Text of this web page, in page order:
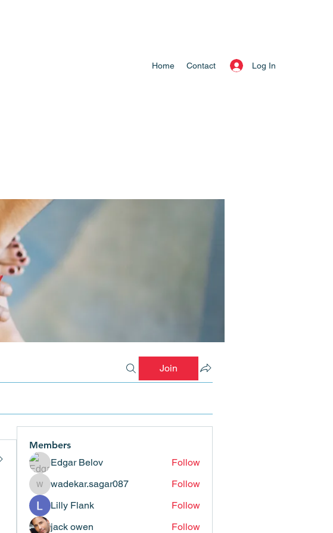
Log In
Home Contact
Join
Members
Edgar Belov
Follow
wadekar.sagar087
wadekar.sagar087
Follow
Lilly Flank
Follow
jack owen
Follow